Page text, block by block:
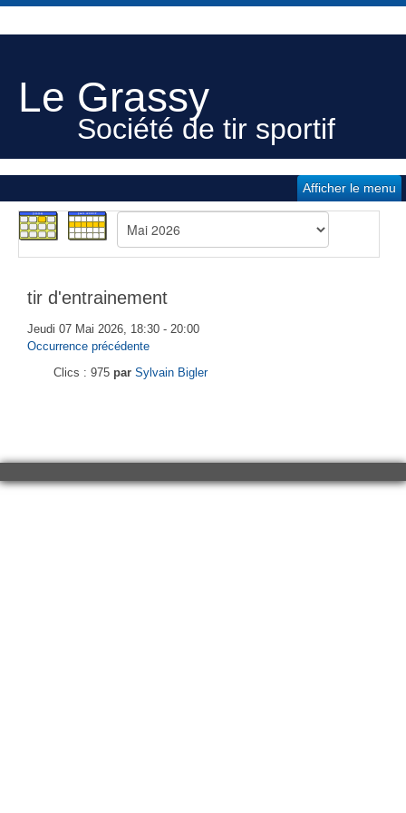
Le Grassy
Société de tir sportif
Afficher le menu
tir d'entrainement
Jeudi 07 Mai 2026, 18:30 - 20:00
Occurrence précédente
Clics : 975 parSylvain Bigler